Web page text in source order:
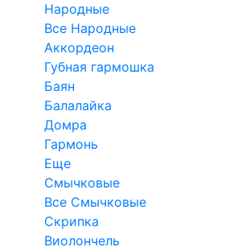
Народные
Все Народные
Аккордеон
Губная гармошка
Баян
Балалайка
Домра
Гармонь
Еще
Смычковые
Все Смычковые
Скрипка
Виолончель